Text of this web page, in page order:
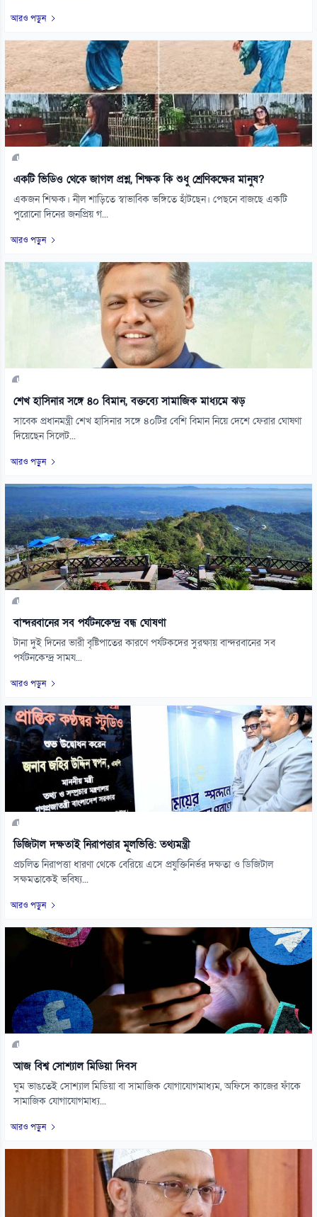
আরও পড়ুন
একটি ভিডিও থেকে জাগল প্রশ্ন, শিক্ষক কি শুধু শ্রেণিকক্ষের মানুষ?
একজন শিক্ষক। নীল শাড়িতে স্বাভাবিক ভঙ্গিতে হাঁটছেন। পেছনে বাজছে একটি
পুরোনো দিনের জনপ্রিয় গ...
আরও পড়ুন
শেখ হাসিনার সঙ্গে ৪০ বিমান, বক্তব্যে সামাজিক মাধ্যমে ঝড়
সাবেক প্রধানমন্ত্রী শেখ হাসিনার সঙ্গে ৪০টির বেশি বিমান নিয়ে দেশে ফেরার ঘোষণা
দিয়েছেন সিলেট...
আরও পড়ুন
বান্দরবানের সব পর্যটনকেন্দ্র বন্ধ ঘোষণা
টানা দুই দিনের ভারী বৃষ্টিপাতের কারণে পর্যটকদের সুরক্ষায় বান্দরবানের সব
পর্যটনকেন্দ্র সাময...
আরও পড়ুন
ডিজিটাল দক্ষতাই নিরাপত্তার মূলভিত্তি: তথ্যমন্ত্রী
প্রচলিত নিরাপত্তা ধারণা থেকে বেরিয়ে এসে প্রযুক্তিনির্ভর দক্ষতা ও ডিজিটাল
সক্ষমতাকেই ভবিষ্য...
আরও পড়ুন
আজ বিশ্ব সোশ্যাল মিডিয়া দিবস
ঘুম ভাঙতেই সোশ্যাল মিডিয়া বা সামাজিক যোগাযোগমাধ্যম, অফিসে কাজের ফাঁকে
সামাজিক যোগাযোগমাধ্য...
আরও পড়ুন